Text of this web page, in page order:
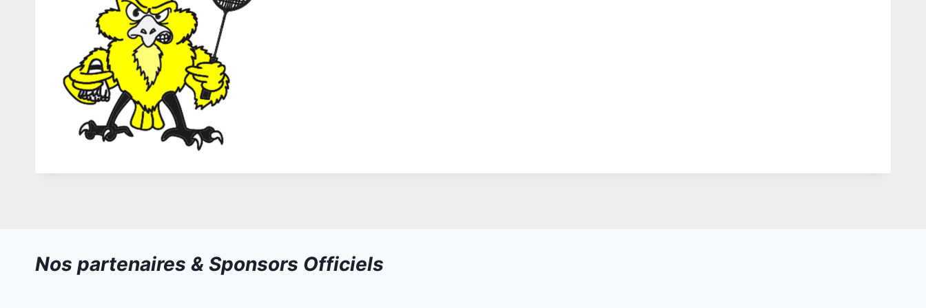
Nos partenaires & Sponsors Officiels